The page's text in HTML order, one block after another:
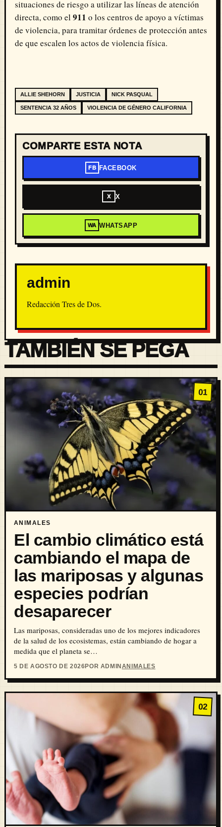
situaciones de riesgo a utilizar las líneas de atención
directa, como el 911 o los centros de apoyo a víctimas
de violencia, para tramitar órdenes de protección antes
de que escalen los actos de violencia física.
ALLIE SHEHORN JUSTICIA NICK PASQUAL
SENTENCIA 32 AÑOS VIOLENCIA DE GÉNERO CALIFORNIA
COMPARTE ESTA NOTA
FB FACEBOOK
X X
WA WHATSAPP
admin
Redacción Tres de Dos.
TAMBIÉN SE PEGA
01
ANIMALES
El cambio climático está
cambiando el mapa de
las mariposas y algunas
especies podrían
desaparecer
Las mariposas, consideradas uno de los mejores indicadores
de la salud de los ecosistemas, están cambiando de hogar a
medida que el planeta se…
5 DE AGOSTO DE 2026POR ADMIN ANIMALES
02